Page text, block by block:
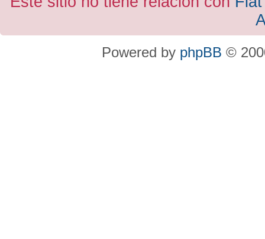
Powered by phpBB ©